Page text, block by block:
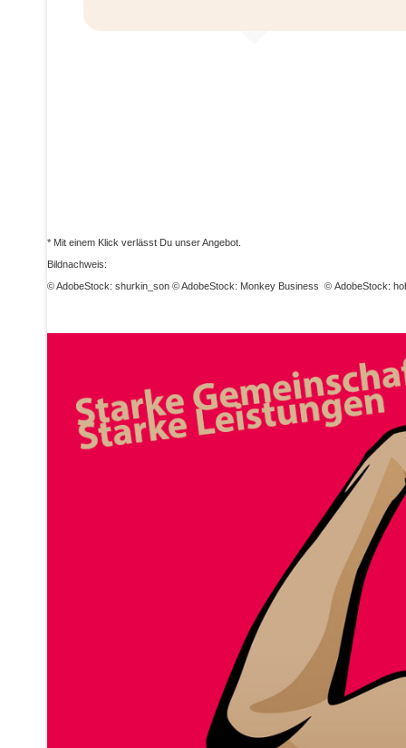
* Mit einem Klick verlässt Du unser Angebot.
Bildnachweis:
© AdobeStock: shurkin_son © AdobeStock: Monkey Business © AdobeStock: